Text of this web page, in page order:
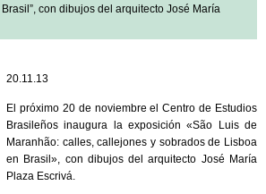
con dibujos del arquitecto José María
20.11.13
El próximo 20 de noviembre el Centro de Estudios
Brasileños inaugura la exposición «São Luis de
Maranhão: calles, callejones y sobrados de Lisboa
en Brasil», con dibujos del arquitecto José María
Plaza Escrivá.